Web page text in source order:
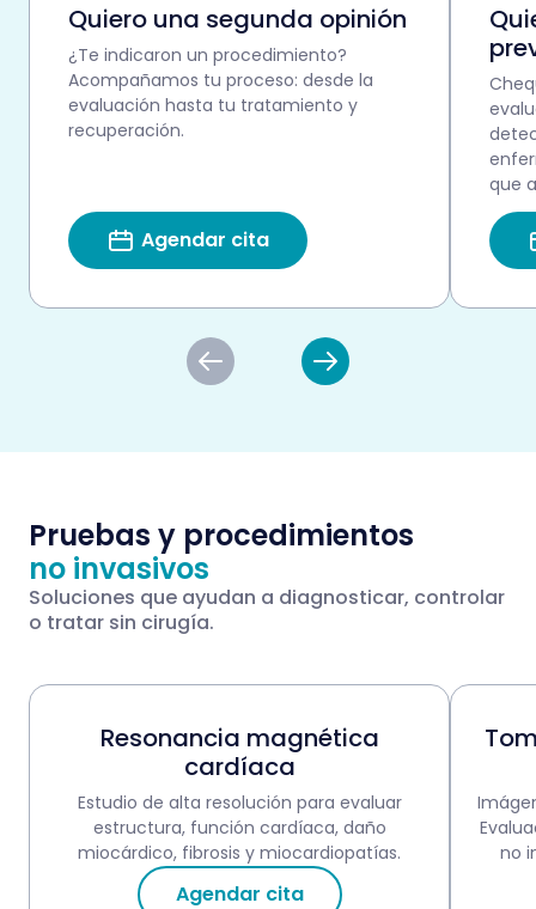
Quiero una segunda opinión
¿Te indicaron un procedimiento?
Acompañamos tu proceso: desde la
evaluación hasta tu tratamiento y
recuperación.
Agendar cita
que
Pruebas y procedimientos
no invasivos
Soluciones que ayudan a diagnosticar, controlar
o tratar sin cirugía.
Resonancia magnética
cardíaca
Estudio de alta resolución para evaluar
estructura, función cardíaca, daño
miocárdico, fibrosis y miocardiopatías.
Agendar cita
no